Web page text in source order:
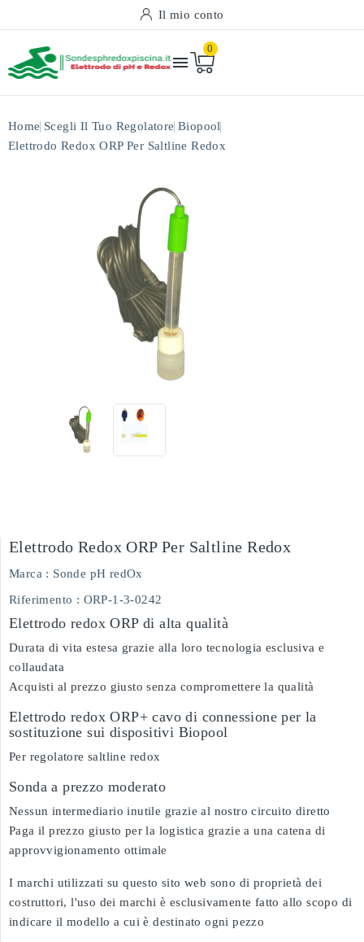
Il mio conto

0
Home Scegli Il Tuo Regolatore Biopool
Elettrodo Redox ORP Per Saltline Redox
Elettrodo Redox ORP Per Saltline Redox
Marca : Sonde pH redOx
Riferimento : ORP-1-3-0242
Elettrodo redox ORP di alta qualità
Durata di vita estesa grazie alla loro tecnologia esclusiva e
collaudata
Acquisti al prezzo giusto senza compromettere la qualità
Elettrodo redox ORP+ cavo di connessione per la
sostituzione sui dispositivi Biopool
Per regolatore saltline redox
Sonda a prezzo moderato
Nessun intermediario inutile grazie al nostro circuito diretto
Paga il prezzo giusto per la logistica grazie a una catena di
approvvigionamento ottimale
I marchi utilizzati su questo sito web sono di proprietà dei
costruttori, l'uso dei marchi è esclusivamente fatto allo scopo di
indicare il modello a cui è destinato ogni pezzo